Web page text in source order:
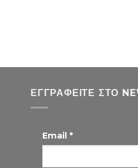
ΕΓΓΡΑΦΕΊΤΕ ΣΤΟ
Email *